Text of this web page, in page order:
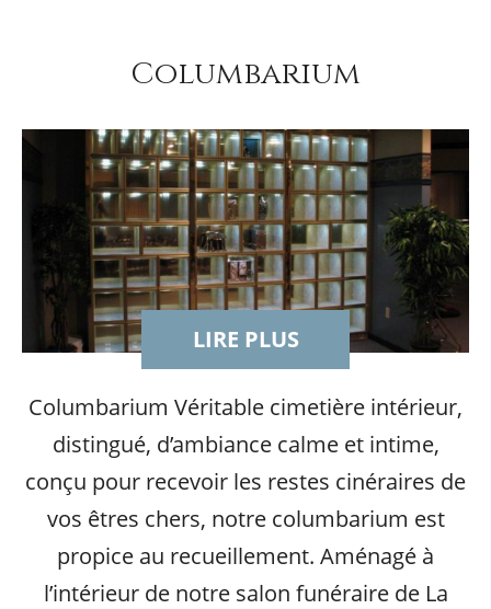
Columbarium
LIRE PLUS
Columbarium Véritable cimetière intérieur,
distingué, d’ambiance calme et intime,
conçu pour recevoir les restes cinéraires de
vos êtres chers, notre columbarium est
propice au recueillement. Aménagé à
l’intérieur de notre salon funéraire de La